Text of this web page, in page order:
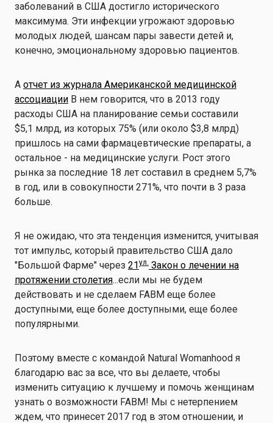
заболеваний в США достигло исторического
максимума. Эти инфекции угрожают здоровью
молодых людей, шансам пары завести детей и,
конечно, эмоциональному здоровью пациентов.
A отчет из журнала Американской медицинской
ассоциации В нем говорится, что в 2013 году
расходы США на планирование семьи составили
$5,1 млрд, из которых 75% (или около $3,8 млрд)
пришлось на сами фармацевтические препараты, а
остальное - на медицинские услуги. Рост этого
рынка за последние 18 лет составил в среднем 5,7%
в год, или в совокупности 271%, что почти в 3 раза
больше.
Я не ожидаю, что эта тенденция изменится, учитывая
тот импульс, который правительство США дало
"Большой Фарме" через 21ул. Закон о лечении на
протяжении столетия...если мы не будем
действовать и не сделаем FABM еще более
доступными, еще более доступными, еще более
популярными.
Поэтому вместе с командой Natural Womanhood я
благодарю вас за все, что вы делаете, чтобы
изменить ситуацию к лучшему и помочь женщинам
узнать о возможности FABM! Мы с нетерпением
ждем, что принесет 2017 год в этом отношении, и